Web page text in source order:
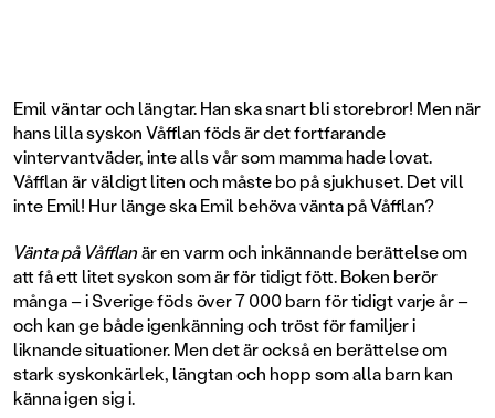
Emil väntar och längtar. Han ska snart bli storebror! Men när
hans lilla syskon Våfflan föds är det fortfarande
vintervantväder, inte alls vår som mamma hade lovat.
Våfflan är väldigt liten och måste bo på sjukhuset. Det vill
inte Emil! Hur länge ska Emil behöva vänta på Våfflan?
Vänta på Våfflanär en varm och inkännande berättelse om
att få ett litet syskon som är för tidigt fött. Boken berör
många – i Sverige föds över 7 000 barn för tidigt varje år –
och kan ge både igenkänning och tröst för familjer i
liknande situationer. Men det är också en berättelse om
stark syskonkärlek, längtan och hopp som alla barn kan
känna igen sig i.